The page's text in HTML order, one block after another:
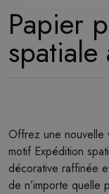
Papier
spatiale
Offrez une nouvelle
motif Expédition
décorative raffinée
de n’importe quelle